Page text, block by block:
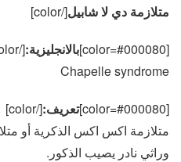
متلازمة دي لا شابيل[/color]
[color=#000080] بالانجليزية:
Chapelle syndrome
[color=#000080] تعريف:[/color]
متلازمة اكس اكس الذكرية أو
وراثي نادر يصيب الذكور.